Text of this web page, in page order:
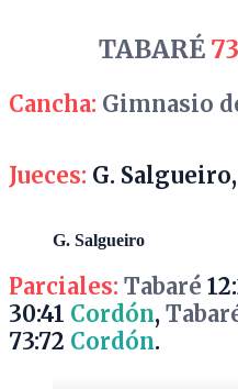
TABARÉ 73
Cancha: Gimnasio
Jueces: G.
G. Salgueiro
Parciales: Tabaré
30:41 Cordón,
73:72 Cordón.